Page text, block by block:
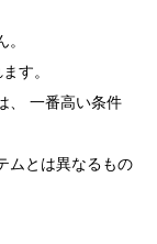
す。
、 一番高い条件
ムとは異なるもの